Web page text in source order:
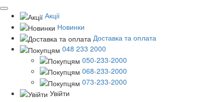
Акції
Новинки
Доставка та оплата
048 233 2000
050-233-2000
068-233-2000
073-233-2000
Увійти